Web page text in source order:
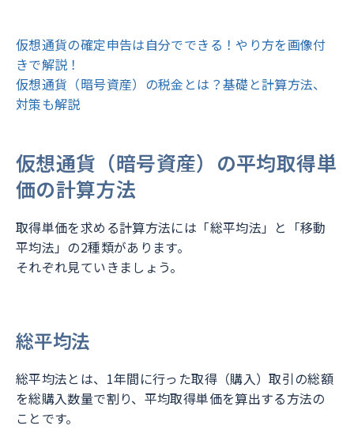
仮想通貨の確定申告は自分でできる！やり方を画像付
きで解説！
仮想通貨（暗号資産）の税金とは？基礎と計算方法、
対策も解説
仮想通貨（暗号資産）の平均取得単
価の計算方法
取得単価を求める計算方法には「総平均法」と「移動
平均法」の2種類があります。
それぞれ見ていきましょう。
総平均法
総平均法とは、1年間に行った取得（購入）取引の総額
を総購入数量で割り、平均取得単価を算出する方法の
ことです。